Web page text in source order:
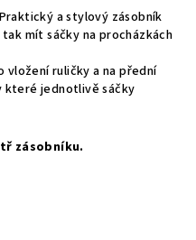
a stylový zásobník
mít sáčky na procházkách
vložení ruličky a na přední
které jednotlivě sáčky
zásobníku.